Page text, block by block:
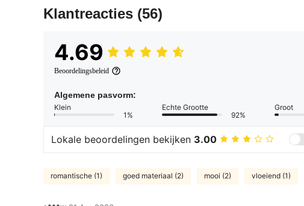
Klantreacties (56)
4.69
Beoordelingsbeleid
Algemene pasvorm:
Klein
1%
Echte Grootte
92%
Groot
Lokale beoordelingen bekijken 3.00
romantische (1) goed materiaal (2) mooi (2) vloeiend (1)